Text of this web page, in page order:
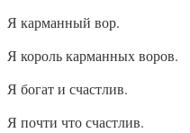
Я карманный вор.
Я король карманных воров.
Я богат и счастлив.
Я почти что счастлив.